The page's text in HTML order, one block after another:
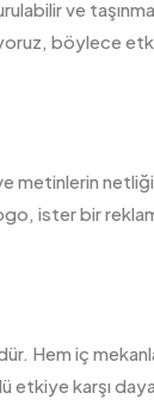
ve
böylece
metinlerin
ister bir
Hem iç
karşı